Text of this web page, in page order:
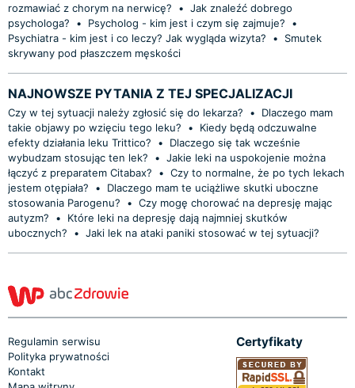
rozmawiać z chorym na nerwicę?
• Jak znaleźć dobrego
psychologa?
• Psycholog - kim jest i czym się zajmuje?
•
Psychiatra - kim jest i co leczy? Jak wygląda wizyta?
•
Smutek
skrywany pod płaszczem męskości
NAJNOWSZE PYTANIA Z TEJ SPECJALIZACJI
Czy w tej sytuacji należy zgłosić się do lekarza? •
Dlaczego mam
takie objawy po wzięciu tego leku?
•
Kiedy będą odczuwalne
efekty działania leku Trittico?
•
Dlaczego się tak wcześnie
wybudzam stosując ten lek?
• Jakie leki na uspokojenie można
łączyć z preparatem Citabax?
• Czy to normalne, że po tych lekach
jestem otępiała?
•
Dlaczego mam te uciążliwe skutki uboczne
stosowania Parogenu?
• Czy mogę chorować na depresję mając
autyzm?
•
Które leki na depresję dają najmniej skutków
ubocznych?
• Jaki lek na ataki paniki stosować w tej sytuacji?
Regulamin serwisu
Polityka prywatności
Kontakt
Certyfikaty